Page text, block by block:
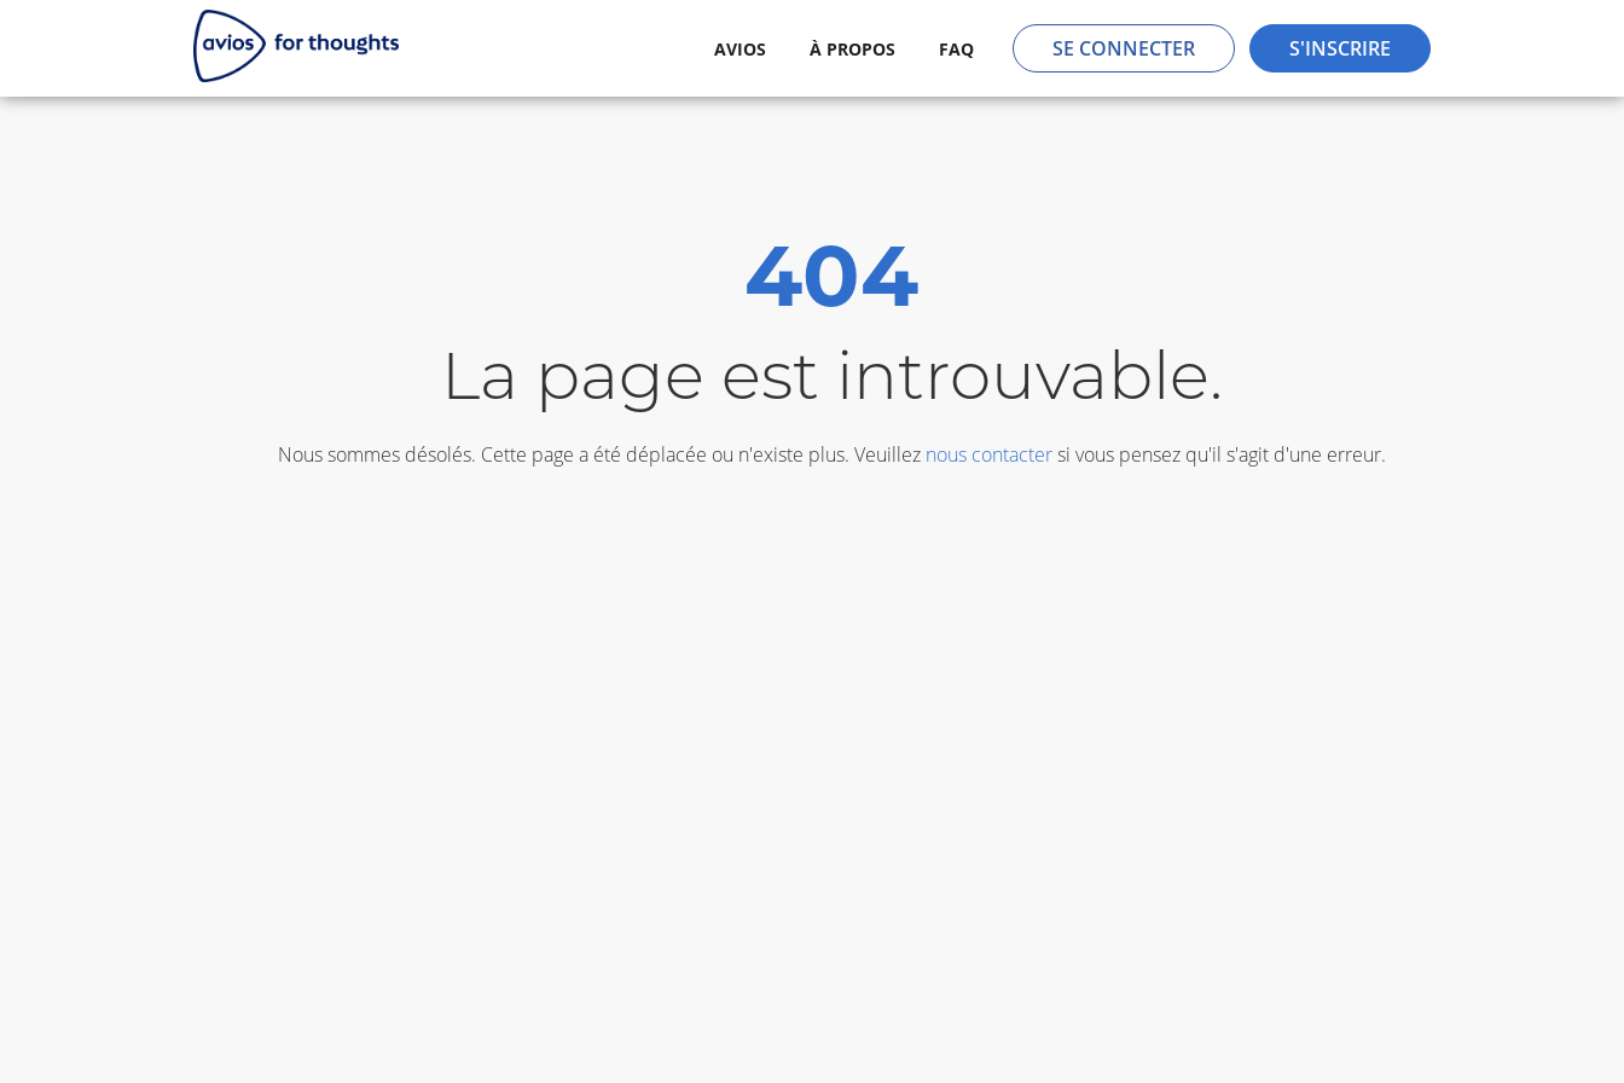
AVIOS À PROPOS FAQ SE CONNECTER S'INSCRIRE
404
La page est introuvable.
Nous sommes désolés. Cette page a été déplacée ou n'existe plus. Veuillez nous contacter si vous pensez qu'il s'agit d'une erreur.